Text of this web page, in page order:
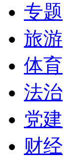
专题
旅游
体育
法治
党建
财经